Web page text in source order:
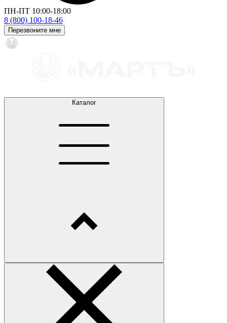
ПН-ПТ 10:00-18:00
8 (800) 100-18-46
Перезвоните мне
Каталог